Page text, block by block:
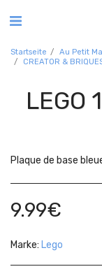
Startseite Au Petit
CREATOR &
LEGO
Plaque de base
9.99€
Marke: Lego